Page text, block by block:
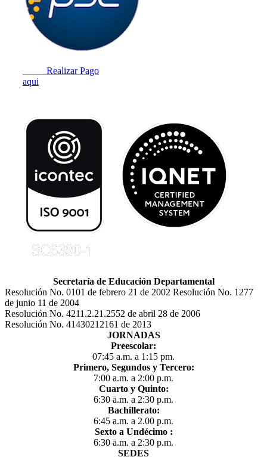
Realizar Pago
aqui
Secretaría de Educación Departamental
Resolución No. 0101 de febrero 21 de 2002 Resolución No. 1277
de junio 11 de 2004
Resolución No. 4211.2.21.2552 de abril 28 de 2006
Resolución No. 41430212161 de 2013
JORNADAS
Preescolar:
07:45 a.m. a 1:15 pm.
Primero, Segundos y Tercero:
7:00 a.m. a 2:00 p.m.
Cuarto y Quinto:
6:30 a.m. a 2:30 p.m.
Bachillerato:
6:45 a.m. a 2.00 p.m.
Sexto a Undécimo :
6:30 a.m. a 2:30 p.m.
SEDES